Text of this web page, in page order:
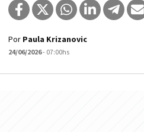
Por Paula Krizanovic
24/06/2026- 07:00hs